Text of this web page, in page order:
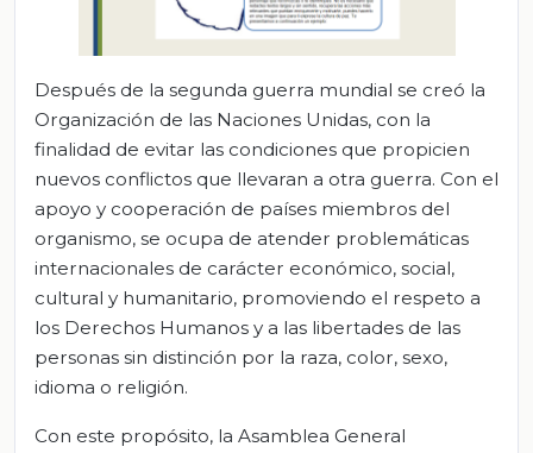
Después de la segunda guerra mundial se creó la
Organización de las Naciones Unidas, con la
finalidad de evitar las condiciones que propicien
nuevos conflictos que llevaran a otra guerra. Con el
apoyo y cooperación de países miembros del
organismo, se ocupa de atender problemáticas
internacionales de carácter económico, social,
cultural y humanitario, promoviendo el respeto a
los Derechos Humanos y a las libertades de las
personas sin distinción por la raza, color, sexo,
idioma o religión.
Con este propósito, la Asamblea General